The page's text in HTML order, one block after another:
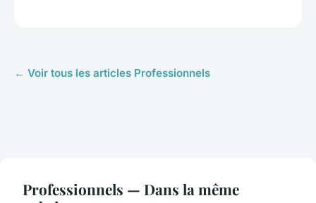
← Voir tous les articles Professionnels
Professionnels — Dans la même